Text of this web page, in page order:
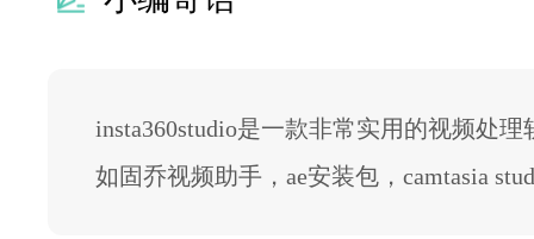
insta360studio是一款非常实用的视频处
如固乔视频助手，ae安装包，camtasia